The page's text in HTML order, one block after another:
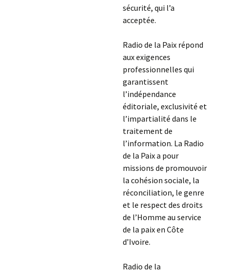
sécurité, qui l’a
acceptée.
Radio de la Paix répond
aux exigences
professionnelles qui
garantissent
l’indépendance
éditoriale, exclusivité et
l’impartialité dans le
traitement de
l’information. La Radio
de la Paix a pour
missions de promouvoir
la cohésion sociale, la
réconciliation, le genre
et le respect des droits
de l’Homme au service
de la paix en Côte
d’Ivoire.
Radio de la